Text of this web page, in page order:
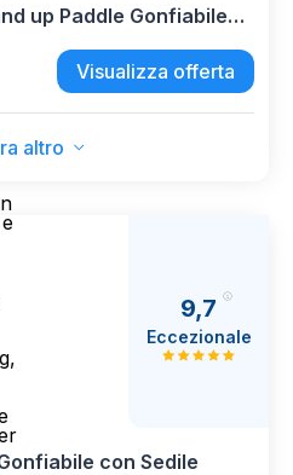
up Paddle Gonfiabile
Board con Capacità di
da SUP Gonfiabile
Visualizza offerta
altro
9,7
Eccezionale
con Sedile